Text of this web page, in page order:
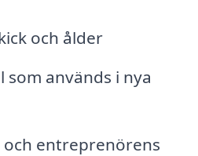
och ålder
som används i nya
entreprenörens